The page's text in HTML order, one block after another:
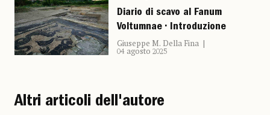
Diario di scavo al Fanum
Voltumnae • Introduzione
Giuseppe M. Della Fina
04 agosto 2025
Altri articoli dell'autore